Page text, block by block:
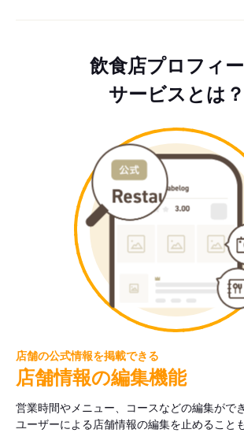
飲食店プロフィ
サービスとは？
店舗の公式情報を掲載できる
店舗情報の編集機能
営業時間やメニュー、コースなどの編集がで
ユーザーによる店舗情報の編集を止めること